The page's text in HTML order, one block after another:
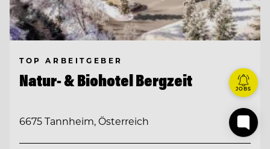
TOP ARBEITGEBER
Natur- & Biohotel Bergzeit
6675 Tannheim, Österreich
JOBS